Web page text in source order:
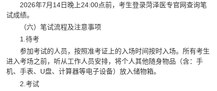
2026年7月14日晚上24:00点前，考生登录菏泽医专官网查询笔
试成绩。
（六）笔试流程及注意事项
1.待考
参加考试的人员，按照准考证上的入场时间按时入场。所有考生
进入考场之前，听从工作人员安排，将个人其他随身物品（含：手
机、手表、U盘、计算器等电子设备）放入储物箱。
2.考试